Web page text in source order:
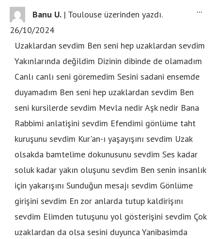
Banu U. | Toulouse üzerinden yazdı.
26/10/2024
Uzaklardan sevdim Ben seni hep uzaklardan sevdim
Yakınlarında değildim Dizinin dibinde de olamadım
Canlı canlı seni göremedim Sesini sadani ensemde
duyamadım Ben seni hep uzaklardan sevdim Ben
seni kursilerde sevdim Mevla nedir Aşk nedir Bana
Rabbimi anlatişini sevdim Efendimi gönlüme taht
kuruşunu sevdim Kur'an-ı yaşayışını sevdim Uzak
olsakda bamtelime dokunusunu sevdim Ses kadar
soluk kadar yakın oluşunu sevdim Ben senin insanlık
için yakarışını Sunduğun mesajı sevdim Gönlüme
girişini sevdim En zor anlarda tutup kaldirişını
sevdim Elimden tutuşunu yol gösterişini sevdim Çok
uzaklardan da olsa sesini duyunca Yanibasimda
...